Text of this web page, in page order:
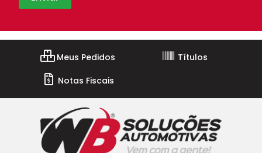
Meus Pedidos
Títulos
Notas Fiscais